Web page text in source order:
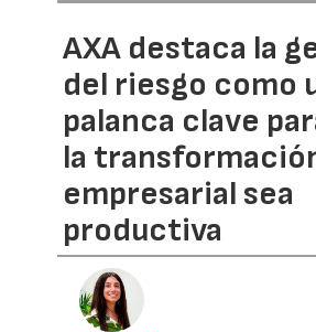
AXA destaca la
del riesgo como
palanca clave
la
empresarial sea
productiva